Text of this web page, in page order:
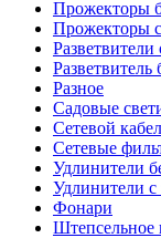
Прожекторы
Прожекторы
Разветвители
Разветвитель
Разное
Садовые
Сетевой
Сетевые
Удлинители
Удлинители с
Фонари
Штепсельное